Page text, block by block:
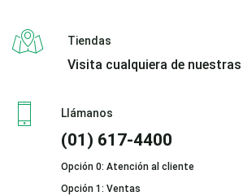
Tiendas
Visita cualquiera de
Llámanos
(01) 617-4400
Opción 0: Atención al cliente
Opción 1: Ventas